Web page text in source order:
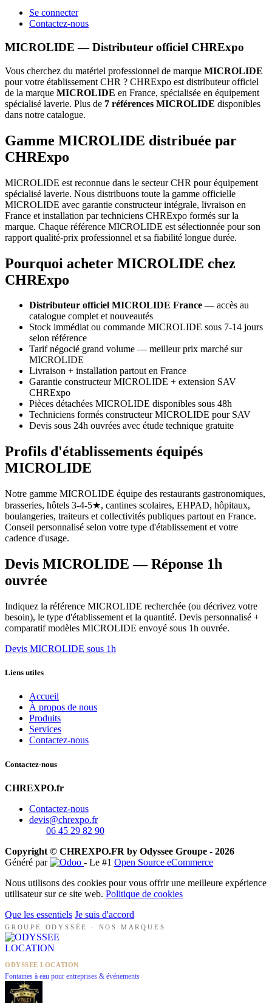
Se connecter
Contactez-nous
MICROLIDE — Distributeur officiel CHRExpo
Vous cherchez du matériel professionnel de marque MICROLIDE
pour votre établissement CHR ? CHRExpo est distributeur officiel
de la marque MICROLIDE en France, spécialisée en équipement
spécialisé laverie. Plus de 7 références MICROLIDE disponibles
dans notre catalogue.
Gamme MICROLIDE distribuée par
CHRExpo
MICROLIDE est reconnue dans le secteur CHR pour équipement
spécialisé laverie. Nous distribuons toute la gamme officielle
MICROLIDE avec garantie constructeur intégrale, livraison en
France et installation par techniciens CHRExpo formés sur la
marque. Chaque référence MICROLIDE est sélectionnée pour son
rapport qualité-prix professionnel et sa fiabilité longue durée.
Pourquoi acheter MICROLIDE chez
CHRExpo
Distributeur officiel MICROLIDE France — accès au
catalogue complet et nouveautés
Stock immédiat ou commande MICROLIDE sous 7-14 jours
selon référence
Tarif négocié grand volume — meilleur prix marché sur
MICROLIDE
Livraison + installation partout en France
Garantie constructeur MICROLIDE + extension SAV
CHRExpo
Pièces détachées MICROLIDE disponibles sous 48h
Techniciens formés constructeur MICROLIDE pour SAV
Devis sous 24h ouvrées avec étude technique gratuite
Profils d'établissements équipés
MICROLIDE
Notre gamme MICROLIDE équipe des restaurants gastronomiques,
brasseries, hôtels 3-4-5★, cantines scolaires, EHPAD, hôpitaux,
boulangeries, traiteurs et collectivités publiques partout en France.
Conseil personnalisé selon votre type d'établissement et votre
cadence d'usage.
Devis MICROLIDE — Réponse 1h
ouvrée
Indiquez la référence MICROLIDE recherchée (ou décrivez votre
besoin), le type d'établissement et la quantité. Devis personnalisé +
comparatif modèles MICROLIDE envoyé sous 1h ouvrée.
Devis MICROLIDE sous 1h
Liens utiles
Accueil
À propos de nous
Produits
Services
Contactez-nous
Contactez-nous
CHREXPO.fr
Contactez-nous
devis@chrexpo.fr
06 45 29 82 90
Copyright © CHREXPO.FR by Odyssee Groupe - 2026
Généré par
- Le #1 Open Source eCommerce
Nous utilisons des cookies pour vous offrir une meilleure expérience
utilisateur sur ce site web. Politique de cookies
Que les essentiels Je suis d'accord
GROUPE ODYSSÉE · NOS MARQUES
ODYSSEE LOCATION
Fontaines à eau pour entreprises & événements